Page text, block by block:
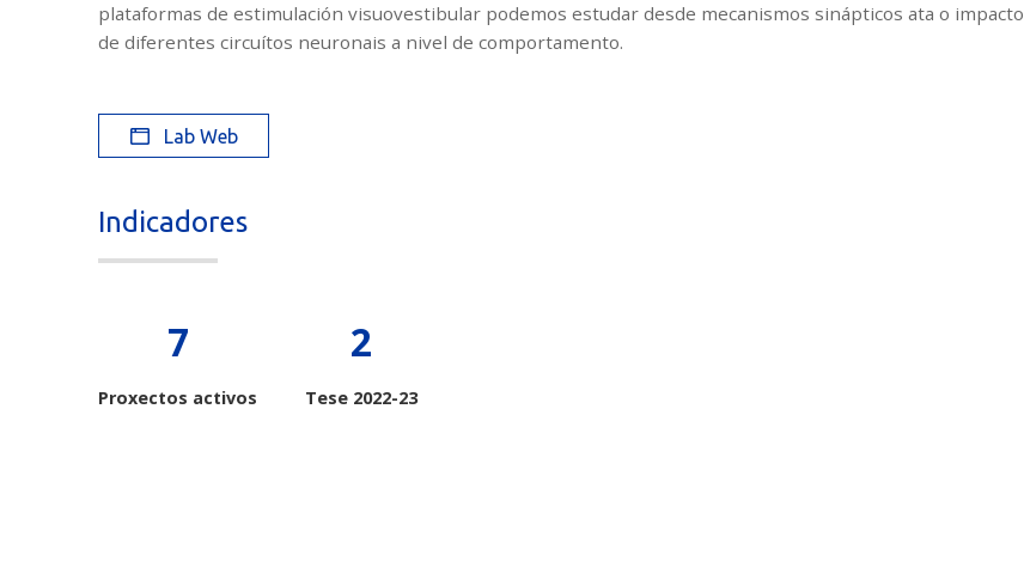
plataformas de estimulación visuovestibular podemos estudar desde mecanismos sinápticos ata o impacto
de diferentes circuítos neuronais a nivel de comportamento.
Lab Web
Indicadores
7
Proxectos activos
2
Tese 2022-23